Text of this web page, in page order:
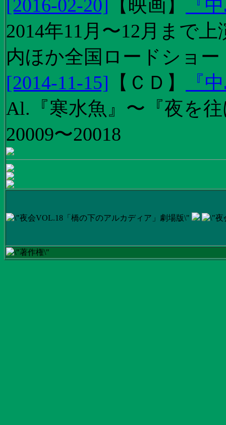
[2016-02-20] 【 映画 】
『
2014年11月〜12月まで
内ほか全国ロードショー
[2014-11-15] 【 ＣＤ 】
『
Al.『寒水魚』〜『夜を
20009〜20018